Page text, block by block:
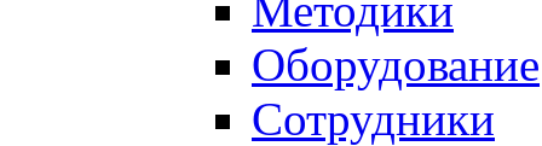
Оборудование
Сотрудники